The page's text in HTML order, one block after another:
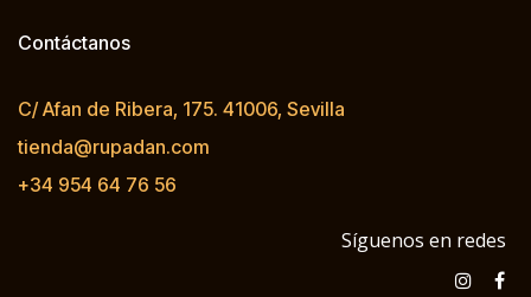
Contáctanos
C/ Afan de Ribera, 175. 41006, Sevilla
tienda@rupadan.com
+34 954 64 76 56
Síguenos en redes